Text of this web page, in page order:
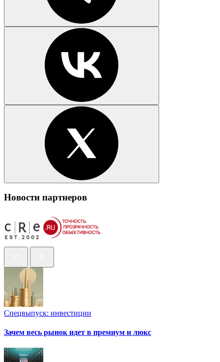
Новости партнеров
Спецвыпуск: инвестиции
Зачем весь рынок идет в премиум и люкс